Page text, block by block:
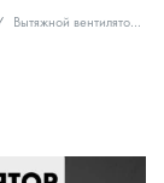
Вытяжной вентилятор airRoxy dRim100HS-C168